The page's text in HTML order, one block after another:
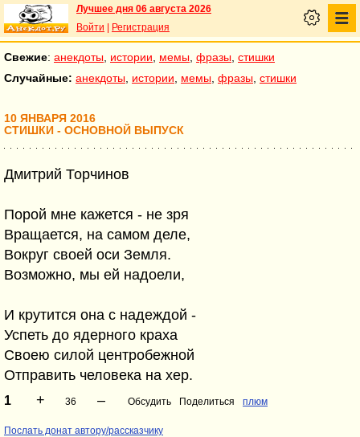
Лучшее дня 06 августа 2026
Войти
Регистрация
Свежие: анекдоты истории мемы фразы стишки
Случайные: анекдоты истории мемы фразы стишки
10 ЯНВАРЯ 2016
СТИШКИ - ОСНОВНОЙ ВЫПУСК
Дмитрий Торчинов
Порой мне кажется - не зря
Вращается, на самом деле,
Вокруг своей оси Земля.
Возможно, мы ей надоели,
И крутится она с надеждой -
Успеть до ядерного краха
Своею силой центробежной
Отправить человека на хер.
1 + 36 – Обсудить Поделиться плюм
Послать донат автору/рассказчику